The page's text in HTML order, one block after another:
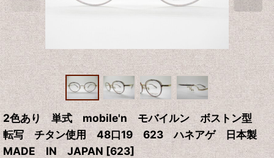
2色あり 単式 mobile'n モバイルン ボストン型
転写 チタン使用 48口19 623 ハネアゲ 日本製
MADE IN JAPAN [623]